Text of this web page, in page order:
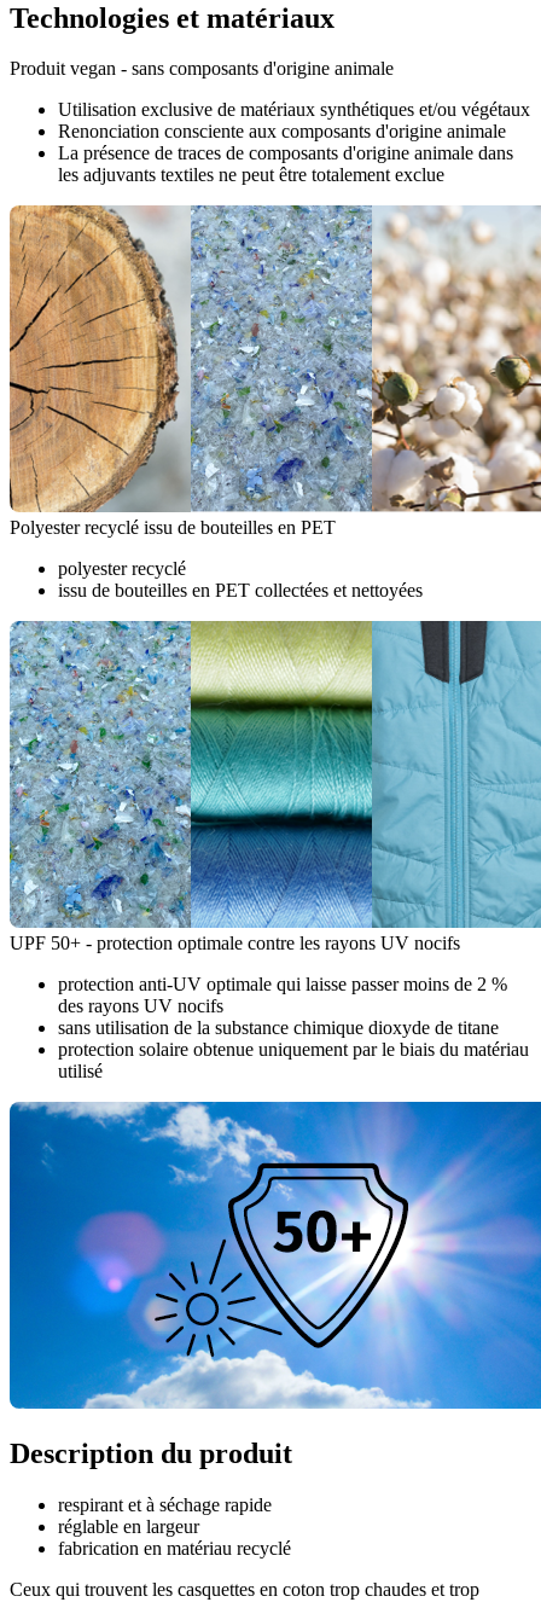
Technologies et matériaux
Produit vegan - sans composants d'origine animale
Utilisation exclusive de matériaux synthétiques et/ou végétaux
Renonciation consciente aux composants d'origine animale
La présence de traces de composants d'origine animale dans
les adjuvants textiles ne peut être totalement exclue
Polyester recyclé issu de bouteilles en PET
polyester recyclé
issu de bouteilles en PET collectées et nettoyées
UPF 50+ - protection optimale contre les rayons UV nocifs
protection anti-UV optimale qui laisse passer moins de 2 %
des rayons UV nocifs
sans utilisation de la substance chimique dioxyde de titane
protection solaire obtenue uniquement par le biais du matériau
utilisé
Description du produit
respirant et à séchage rapide
réglable en largeur
fabrication en matériau recyclé
Ceux qui trouvent les casquettes en coton trop chaudes et trop